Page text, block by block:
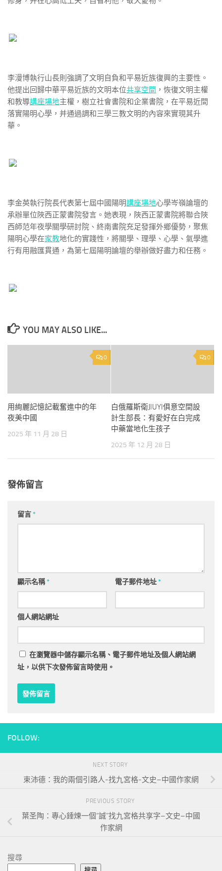
李漫博執行山長則強調了文明自負和平易近族復興的主要性。
他提出回歸中華平易近族的文明本位共享空間 ，恢復文明主權
和教導講座場地主權，樹立社會書院和企業書院，在平易近間
落實陽明心學，并通過調和三學三教文明的內容來實現其升
華。
李金英執行院長代表第七屆中國陽明講座場地心學岑嶺論壇的
承辦單位陜西正蒙書院發言。她表現，陜西正蒙書院將聯合陜
西師范年夜學關學研討院、終南書院充足發揮外鄉優勢，聚焦
陽明心學在家教地化的實踐性，將關學、理學、心學、氣學進
行有用融匯貫通，為第七屆陽明論壇的舉辦做好盡力和任務。
YOU MAY ALSO LIKE...
0
用絢麗記憶記載奮進中的年
夜美中國
2025 年 11 月 28 日
0
白俄羅斯衛JIUYI俱意空間設
計生部長：有愛好在白完成
中藥當地化生孩子
2025 年 12 月 28 日
發佈留言
留言*
顯示名稱* 電子郵件地址*
個人網站網址
在瀏覽器中儲存顯示名稱、電子郵件地址及個人網站網
址，以供下次發佈留言時使用。
FOLLOW:
NEXT STORY
束沛德：我的兩個引路人-找九宮格-文史–中國作家網
PREVIOUS STORY
葉圣陶：專心錘煉一個“誠”找九宮格共享字–文史–中國
作家網
搜尋